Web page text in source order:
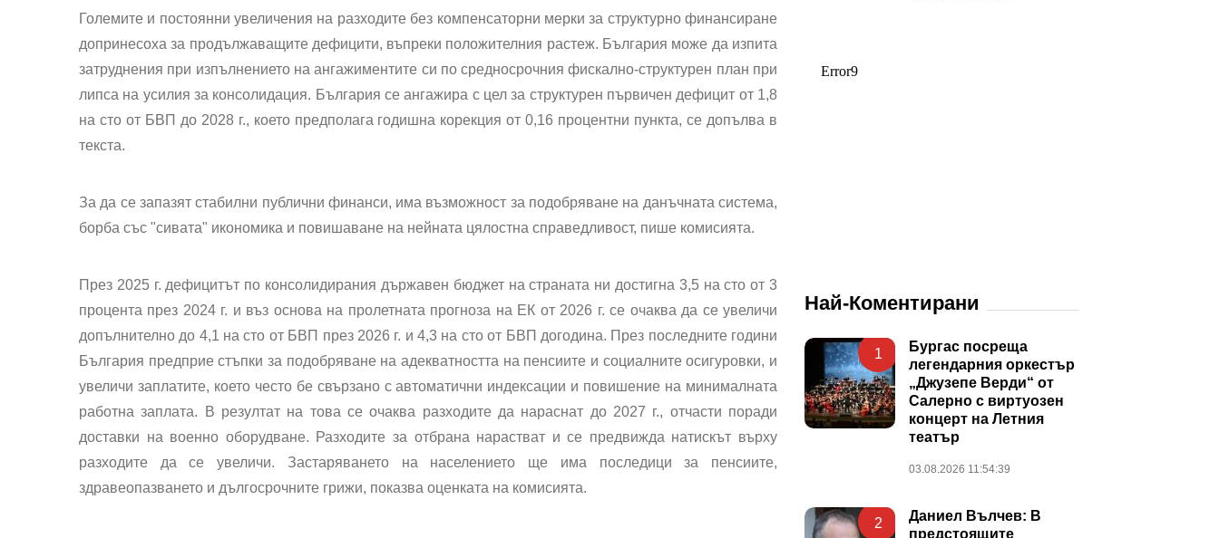
Големите и постоянни увеличения на разходите без компенсаторни мерки за структурно финансиране
допринесоха за продължаващите дефицити, въпреки положителния растеж. България може да изпита
затруднения при изпълнението на ангажиментите си по средносрочния фискално-структурен план при
липса на усилия за консолидация. България се ангажира с цел за структурен първичен дефицит от 1,8
на сто от БВП до 2028 г., което предполага годишна корекция от 0,16 процентни пункта, се допълва в
текста.
За да се запазят стабилни публични финанси, има възможност за подобряване на данъчната система,
борба със "сивата" икономика и повишаване на нейната цялостна справедливост, пише комисията.
През 2025 г. дефицитът по консолидирания държавен бюджет на страната ни достигна 3,5 на сто от 3
процента през 2024 г. и въз основа на пролетната прогноза на ЕК от 2026 г. се очаква да се увеличи
допълнително до 4,1 на сто от БВП през 2026 г. и 4,3 на сто от БВП догодина. През последните години
България предприе стъпки за подобряване на адекватността на пенсиите и социалните осигуровки, и
увеличи заплатите, което често бе свързано с автоматични индексации и повишение на минималната
работна заплата. В резултат на това се очаква разходите да нараснат до 2027 г., отчасти поради
доставки на военно оборудване. Разходите за отбрана нарастват и се предвижда натискът върху
разходите да се увеличи. Застаряването на населението ще има последици за пенсиите,
здравеопазването и дългосрочните грижи, показва оценката на комисията.
Най-Коментирани
1
Бургас посреща
легендарния оркестър
„Джузепе Верди“ от
Салерно с виртуозен
концерт на Летния
театър
03.08.2026 11:54:39
2
Даниел Вълчев: В
предстоящите